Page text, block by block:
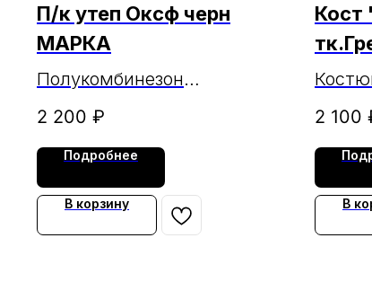
П/к утеп Оксф черн
МАРКА
Полукомбинезон
утепленный черный
2 200 ₽
Подробнее
В корзину
Кост
2 100
В